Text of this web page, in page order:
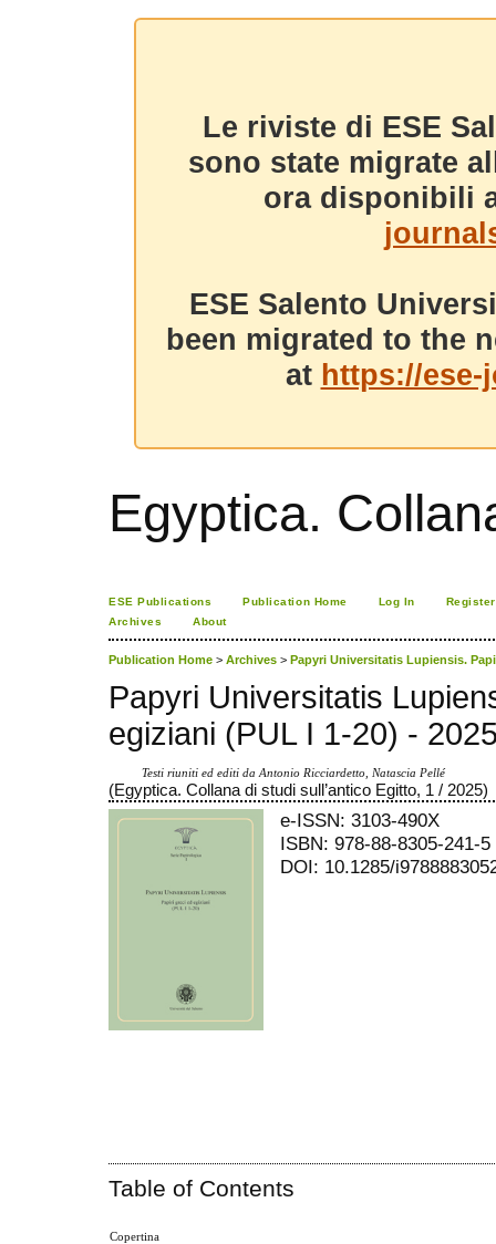
Le riviste di ESE
sono state migrate
ora disponibili
ESE Salento
been migrated to the
at https://
Egyptica.
ESE Publications Publication Home Log In
Register
Archives
About
Publication Home > Archives > Papyri Universitatis Lupiensis.
Papyri Universitatis
egiziani (PUL I 1-20) -
Testi riuniti ed editi da Antonio Ricciardetto, Natascia Pellé
(Egyptica. Collana di studi sull’antico Egitto, 1 / 2025)
e-ISSN: 3103-490X
ISBN: 978-88-8305-241-5
DOI: 10.1285/
Table of Contents
Copertina